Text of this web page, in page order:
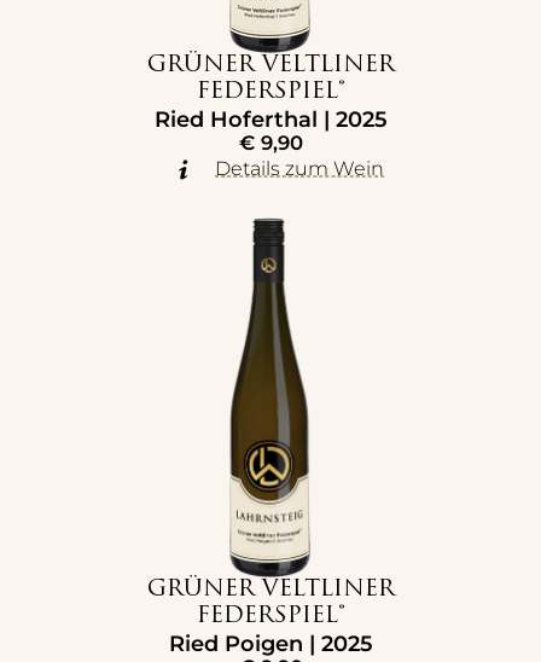
GRÜNER VELTLINER
FEDERSPIEL®
Ried Hoferthal | 2025
€9,90
Details zum Wein
GRÜNER VELTLINER
FEDERSPIEL®
Ried Poigen | 2025